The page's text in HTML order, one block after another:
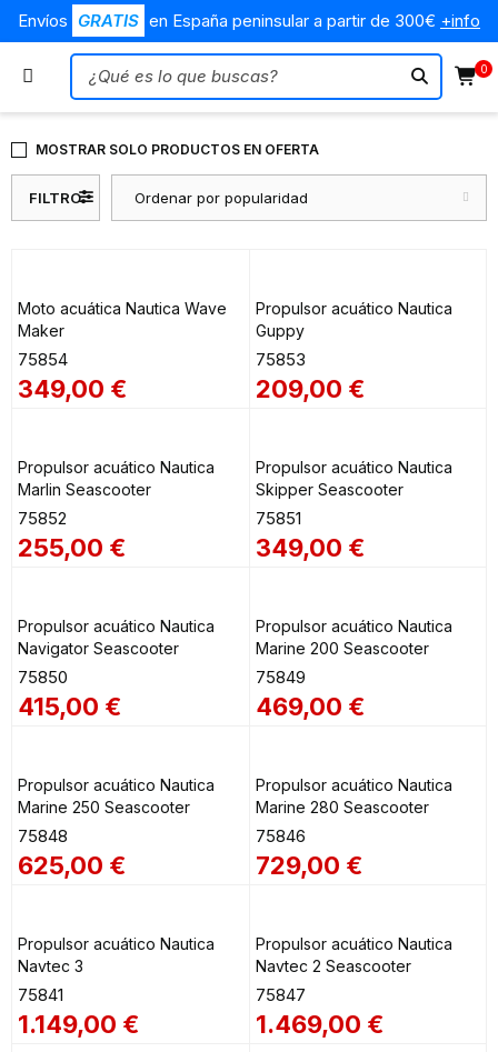
Envíos GRATIS en España peninsular a partir de 300€ +info
0
FILTRO Ordenar por popularidad
MOSTRAR SOLO PRODUCTOS EN OFERTA
Moto acuática Nautica Wave
Maker
75854
349,00 €
Propulsor acuático Nautica
Guppy
75853
209,00 €
Propulsor acuático Nautica
Marlin Seascooter
75852
255,00 €
Propulsor acuático Nautica
Skipper Seascooter
75851
349,00 €
Propulsor acuático Nautica
Navigator Seascooter
75850
415,00 €
Propulsor acuático Nautica
Marine 200 Seascooter
75849
469,00 €
Propulsor acuático Nautica
Marine 250 Seascooter
75848
625,00 €
Propulsor acuático Nautica
Marine 280 Seascooter
75846
729,00 €
Propulsor acuático Nautica
Navtec 3
75841
1.149,00 €
Propulsor acuático Nautica
Navtec 2 Seascooter
75847
1.469,00 €